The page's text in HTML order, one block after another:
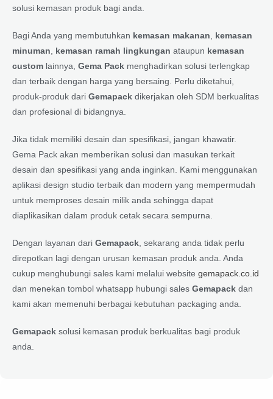
solusi kemasan produk bagi anda.
Bagi Anda yang membutuhkan kemasan makanan
kemasan
minuman
kemasan ramah lingkungan ataupun kemasan
custom lainnya, Gema Pack menghadirkan solusi terlengkap
dan terbaik dengan harga yang bersaing. Perlu diketahui,
produk-produk dari Gemapack dikerjakan oleh SDM berkualitas
dan profesional di bidangnya.
Jika tidak memiliki desain dan spesifikasi, jangan khawatir.
Gema Pack akan memberikan solusi dan masukan terkait
desain dan spesifikasi yang anda inginkan. Kami menggunakan
aplikasi design studio terbaik dan modern yang mempermudah
untuk memproses desain milik anda sehingga dapat
diaplikasikan dalam produk cetak secara sempurna.
Dengan layanan dari Gemapack , sekarang anda tidak perlu
direpotkan lagi dengan urusan kemasan produk anda. Anda
cukup menghubungi sales kami melalui website gemapack.co.id
dan menekan tombol whatsapp hubungi sales Gemapack dan
kami akan memenuhi berbagai kebutuhan packaging anda.
Gemapack solusi kemasan produk berkualitas bagi produk
anda.